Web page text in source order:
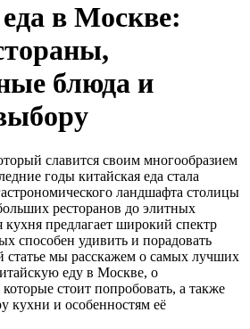
в Москве:
блюда и
славится своим многообразием
годы китайская еда стала
ландшафта столицы
ресторанов до элитных
предлагает широкий спектр
способен удивить и порадовать
статье мы расскажем о самых лучших
еду в Москве, о
стоит попробовать, а также
кухни и особенностям её